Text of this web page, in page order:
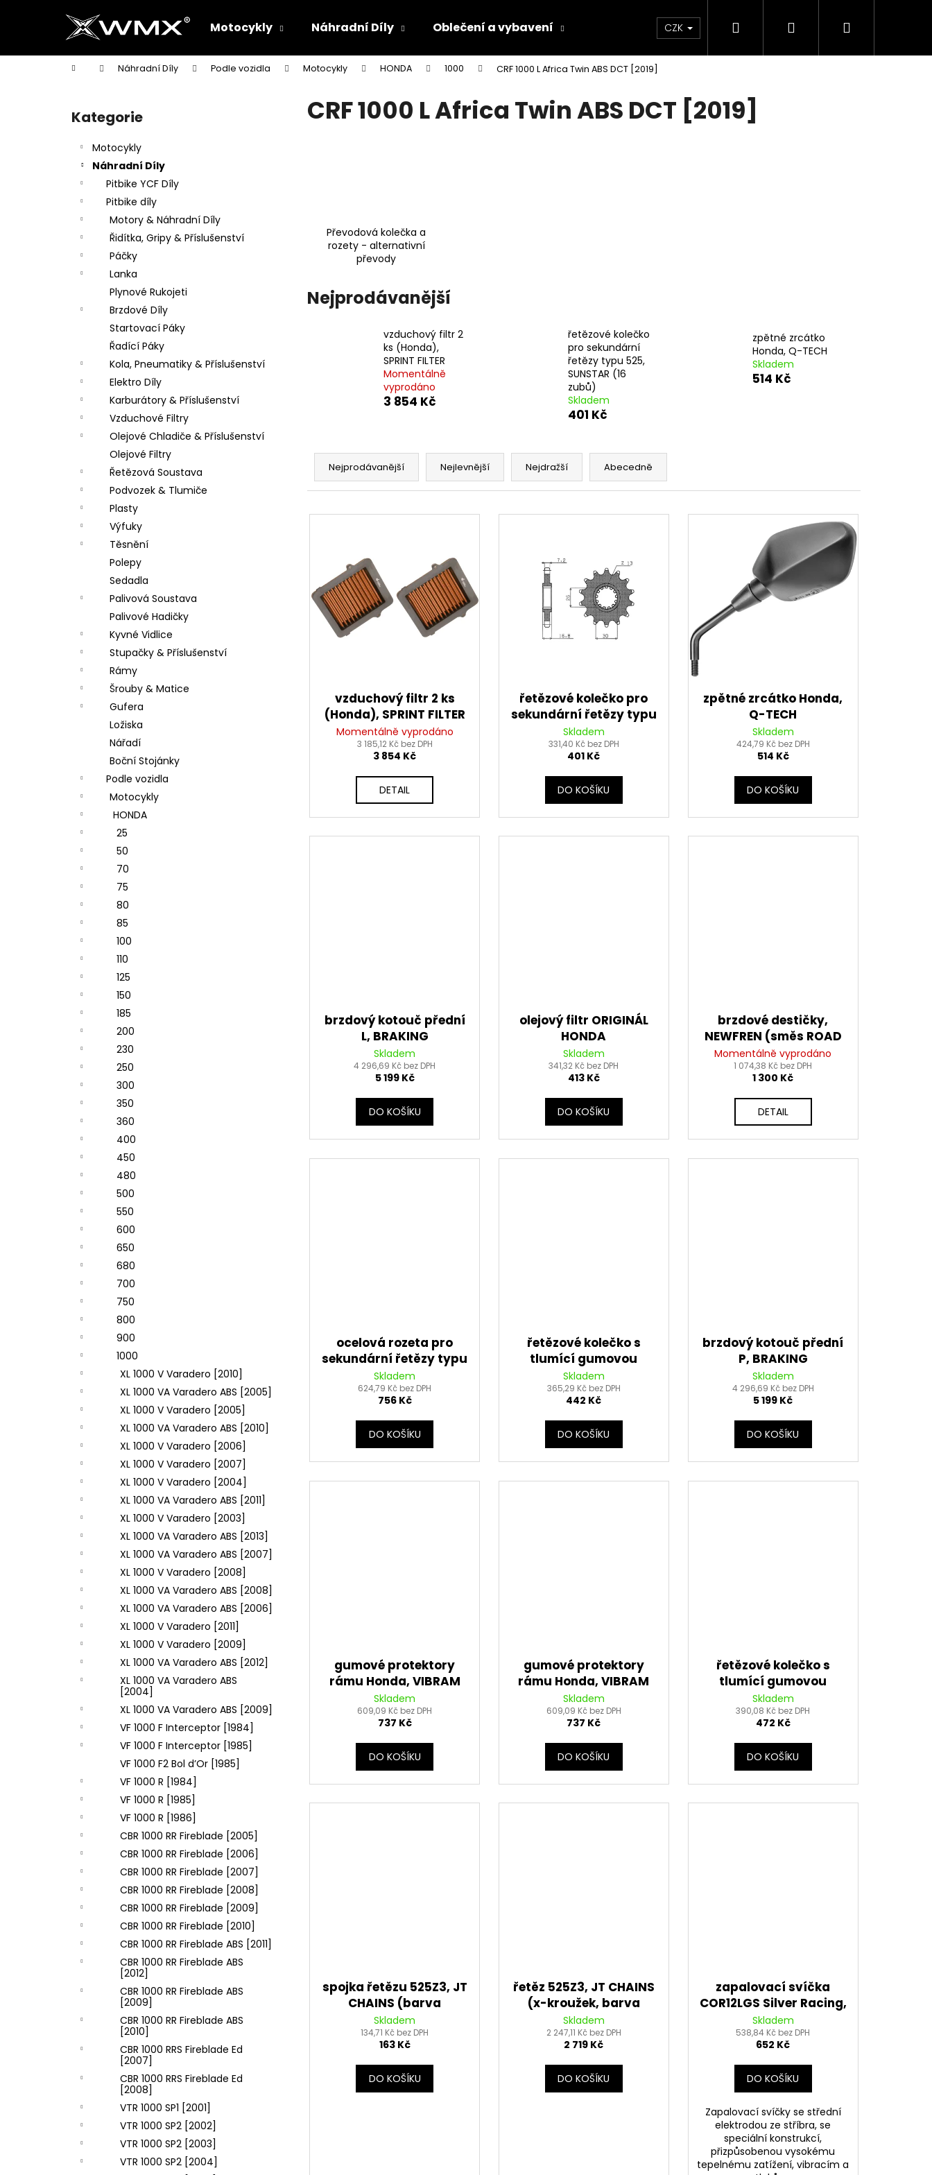
Motocykly Náhradní Díly Oblečení a vybavení Oleje & Maziva Příslušenství Dárkové
CZK Hledat PřihlášeníNákupní
Domů Náhradní Díly Podle vozidla Motocykly HONDA 1000 CRF 1000 L Africa Twin ABS DCT [2019]
Přeskočit
kategorie
Kategorie
Motocykly
Náhradní Díly
Pitbike YCF Díly
Pitbike díly
Motory & Náhradní Díly
Řidítka, Gripy & Příslušenství
Páčky
Lanka
Plynové Rukojeti
Brzdové Díly
Startovací Páky
Řadící Páky
Kola, Pneumatiky & Příslušenství
Elektro Díly
Karburátory & Příslušenství
Vzduchové Filtry
Olejové Chladiče & Příslušenství
Olejové Filtry
Řetězová Soustava
Podvozek & Tlumiče
Plasty
Výfuky
Těsnění
Polepy
Sedadla
Palivová Soustava
Palivové Hadičky
Kyvné Vidlice
Stupačky & Příslušenství
Rámy
Šrouby & Matice
Gufera
Ložiska
Nářadí
Boční Stojánky
Podle vozidla
Motocykly
HONDA
25
50
70
75
80
85
100
110
125
150
185
200
230
250
300
350
360
400
450
480
500
550
600
650
680
700
750
800
900
1000
XL 1000 V Varadero [2010]
XL 1000 VA Varadero ABS [2005]
XL 1000 V Varadero [2005]
XL 1000 VA Varadero ABS [2010]
XL 1000 V Varadero [2006]
XL 1000 V Varadero [2007]
XL 1000 V Varadero [2004]
XL 1000 VA Varadero ABS [2011]
XL 1000 V Varadero [2003]
XL 1000 VA Varadero ABS [2013]
XL 1000 VA Varadero ABS [2007]
XL 1000 V Varadero [2008]
XL 1000 VA Varadero ABS [2008]
XL 1000 VA Varadero ABS [2006]
XL 1000 V Varadero [2011]
XL 1000 V Varadero [2009]
XL 1000 VA Varadero ABS [2012]
XL 1000 VA Varadero ABS
[2004]
XL 1000 VA Varadero ABS [2009]
VF 1000 F Interceptor [1984]
VF 1000 F Interceptor [1985]
VF 1000 F2 Bol d’Or [1985]
VF 1000 R [1984]
VF 1000 R [1985]
VF 1000 R [1986]
CBR 1000 RR Fireblade [2005]
CBR 1000 RR Fireblade [2006]
CBR 1000 RR Fireblade [2007]
CBR 1000 RR Fireblade [2008]
CBR 1000 RR Fireblade [2009]
CBR 1000 RR Fireblade [2010]
CBR 1000 RR Fireblade ABS [2011]
CBR 1000 RR Fireblade ABS
[2012]
CBR 1000 RR Fireblade ABS
[2009]
CBR 1000 RR Fireblade ABS
[2010]
CBR 1000 RRS Fireblade Ed
[2007]
CBR 1000 RRS Fireblade Ed
[2008]
VTR 1000 SP1 [2001]
VTR 1000 SP2 [2002]
VTR 1000 SP2 [2003]
VTR 1000 SP2 [2004]
CRF 1000 L Africa Twin ABS DCT [2019]
Převodová kolečka a
rozety - alternativní
převody
Nejprodávanější
vzduchový filtr 2
ks (Honda),
SPRINT FILTER
Momentálně
vyprodáno
3 854 Kč
řetězové kolečko
pro sekundární
řetězy typu 525,
SUNSTAR (16
zubů)
Skladem
401 Kč
zpětné zrcátko
Honda, Q-TECH
Skladem
514 Kč
Ř
z
o
d
Nejprodávanější Nejlevnější Nejdražší Abecedně
V
s
p
vzduchový filtr 2 ks
(Honda), SPRINT FILTER
Momentálně vyprodáno
3 185,12 Kč bez DPH
3 854 Kč
DETAIL
řetězové kolečko pro
sekundární řetězy typu
525, SUNSTAR (16 zubů)
Skladem
331,40 Kč bez DPH
401 Kč
DO KOŠÍKU
zpětné zrcátko Honda,
Q-TECH
Skladem
424,79 Kč bez DPH
514 Kč
DO KOŠÍKU
brzdový kotouč přední
L, BRAKING
Skladem
4 296,69 Kč bez DPH
5 199 Kč
DO KOŠÍKU
olejový filtr ORIGINÁL
HONDA
Skladem
341,32 Kč bez DPH
413 Kč
DO KOŠÍKU
brzdové destičky,
NEWFREN (směs ROAD
TT PRO SINTERED) 2 ks v
balení
Momentálně vyprodáno
1 074,38 Kč bez DPH
1 300 Kč
DETAIL
ocelová rozeta pro
sekundární řetězy typu
525, JT (42 zubů)
Skladem
624,79 Kč bez DPH
756 Kč
DO KOŠÍKU
řetězové kolečko s
tlumící gumovou
vrstvou pro sekundární
řetězy typu 525, JT (15
zubů)
Skladem
365,29 Kč bez DPH
442 Kč
DO KOŠÍKU
brzdový kotouč přední
P, BRAKING
Skladem
4 296,69 Kč bez DPH
5 199 Kč
DO KOŠÍKU
gumové protektory
rámu Honda, VIBRAM
(sada, červená)
Skladem
609,09 Kč bez DPH
737 Kč
DO KOŠÍKU
gumové protektory
rámu Honda, VIBRAM
(sada, modrá)
Skladem
609,09 Kč bez DPH
737 Kč
DO KOŠÍKU
řetězové kolečko s
tlumící gumovou
vrstvou pro sekundární
řetězy typu 525, JT (16
zubů)
Skladem
390,08 Kč bez DPH
472 Kč
DO KOŠÍKU
spojka řetězu 525Z3, JT
CHAINS (barva
stříbrná, nýtovací, typ
RIVET)
Skladem
134,71 Kč bez DPH
163 Kč
DO KOŠÍKU
řetěz 525Z3, JT CHAINS
(x-kroužek, barva
černá, 124 čl. včetně
nýtovací spojky)
Skladem
2 247,11 Kč bez DPH
2 719 Kč
DO KOŠÍKU
zapalovací svíčka
COR12LGS Silver Racing,
BRISK - Česká
Republika
Skladem
538,84 Kč bez DPH
652 Kč
DO KOŠÍKU
Zapalovací svíčky se střední
elektrodou ze stříbra, se
speciální konstrukcí,
přizpůsobenou vysokému
tepelnému zatížení, vibracím a
í
Zpět
do
Zpět
do
Co potřebujete najít?
PITBIKE SPOJKOVÉ LANKO 94CM, VÝSUV
6CM STOMP, DEMONX ,WPB
180 Kč
ŠROUBY K UCHYCENÍ MOTORU,
M8X115MM, M8X105MM STOMP,
135 Kč